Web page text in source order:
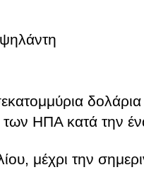
των ΗΠΑ κατά την
μέχρι την